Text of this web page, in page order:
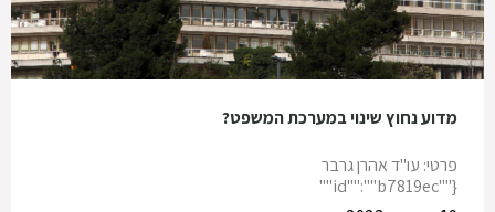
מדוע נחוץ שינוי במערכת המשפט?
פרטי: עו"ד אהרן גרבר
{""id"":""b7819ec""